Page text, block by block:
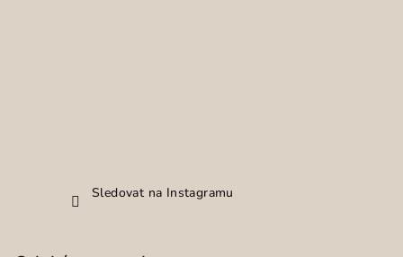
Sledovat na Instagramu